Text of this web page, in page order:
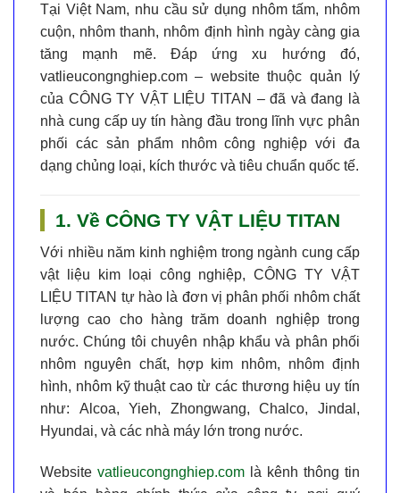
Tại Việt Nam, nhu cầu sử dụng nhôm tấm, nhôm
cuộn, nhôm thanh, nhôm định hình ngày càng gia
tăng mạnh mẽ. Đáp ứng xu hướng đó,
vatlieucongnghiep.com – website thuộc quản lý
của CÔNG TY VẬT LIỆU TITAN – đã và đang là
nhà cung cấp uy tín hàng đầu trong lĩnh vực phân
phối các sản phẩm nhôm công nghiệp với đa
dạng chủng loại, kích thước và tiêu chuẩn quốc tế.
1. Về CÔNG TY VẬT LIỆU TITAN
Với nhiều năm kinh nghiệm trong ngành cung cấp
vật liệu kim loại công nghiệp,CÔNG TY VẬT
LIỆU TITAN tự hào là đơn vị phân phối nhôm chất
lượng cao cho hàng trăm doanh nghiệp trong
nước. Chúng tôi chuyên nhập khẩu và phân phối
nhôm nguyên chất, hợp kim nhôm, nhôm định
hình, nhôm kỹ thuật cao từ các thương hiệu uy tín
như: Alcoa, Yieh, Zhongwang, Chalco, Jindal,
Hyundai, và các nhà máy lớn trong nước.
Website vatlieucongnghiep.com là kênh thông tin